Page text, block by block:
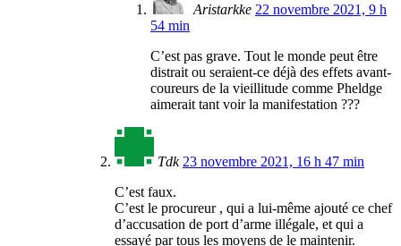
Aristarkke 22 novembre 2021, 9 h
54 min
C’est pas grave. Tout le monde peut être
distrait ou seraient-ce déjà des effets avant-
coureurs de la vieillitude comme Pheldge
aimerait tant voir la manifestation ???
Tdk 23 novembre 2021, 16 h 47 min
C’est faux.
C’est le procureur , qui a lui-même ajouté ce chef
d’accusation de port d’arme illégale, et qui a
essayé par tous les moyens de le maintenir.